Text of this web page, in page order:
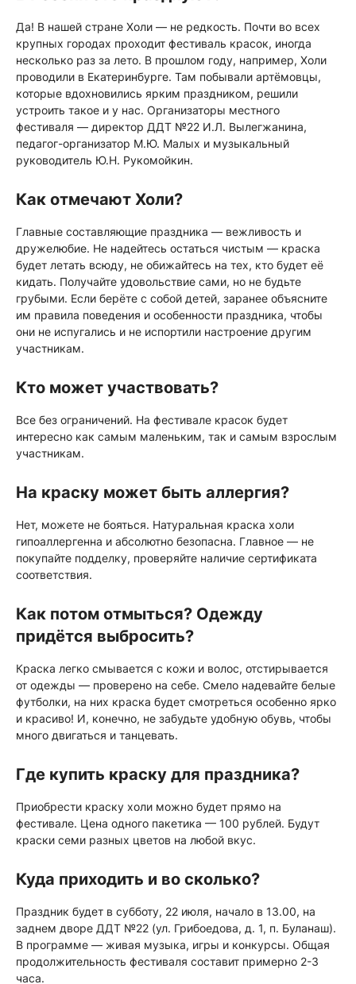
Да! В нашей стране Холи — не редкость. Почти во всех
крупных городах проходит фестиваль красок, иногда
несколько раз за лето. В прошлом году, например, Холи
проводили в Екатеринбурге. Там побывали артёмовцы,
которые вдохновились ярким праздником, решили
устроить такое и у нас. Организаторы местного
фестиваля — директор ДДТ №22 И.Л. Вылегжанина,
педагог-организатор М.Ю. Малых и музыкальный
руководитель Ю.Н. Рукомойкин.
Как отмечают Холи?
Главные составляющие праздника — вежливость и
дружелюбие. Не надейтесь остаться чистым — краска
будет летать всюду, не обижайтесь на тех, кто будет её
кидать. Получайте удовольствие сами, но не будьте
грубыми. Если берёте с собой детей, заранее объясните
им правила поведения и особенности праздника, чтобы
они не испугались и не испортили настроение другим
участникам.
Кто может участвовать?
Все без ограничений. На фестивале красок будет
интересно как самым маленьким, так и самым взрослым
участникам.
На краску может быть аллергия?
Нет, можете не бояться. Натуральная краска холи
гипоаллергенна и абсолютно безопасна. Главное — не
покупайте подделку, проверяйте наличие сертификата
соответствия.
Как потом отмыться? Одежду
придётся выбросить?
Краска легко смывается с кожи и волос, отстирывается
от одежды — проверено на себе. Смело надевайте белые
футболки, на них краска будет смотреться особенно ярко
и красиво! И, конечно, не забудьте удобную обувь, чтобы
много двигаться и танцевать.
Где купить краску для праздника?
Приобрести краску холи можно будет прямо на
фестивале. Цена одного пакетика — 100 рублей. Будут
краски семи разных цветов на любой вкус.
Куда приходить и во сколько?
Праздник будет в субботу, 22 июля, начало в 13.00, на
заднем дворе ДДТ №22 (ул. Грибоедова, д. 1, п. Буланаш).
В программе — живая музыка, игры и конкурсы. Общая
продолжительность фестиваля составит примерно 2-3
часа.